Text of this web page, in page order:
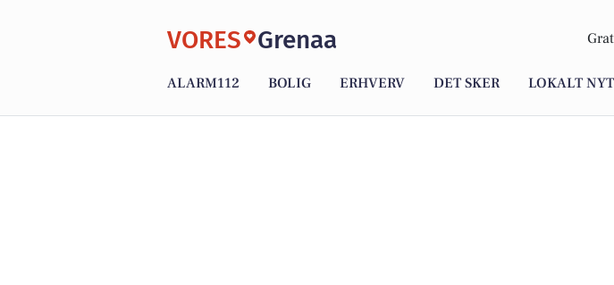
VORES Grenaa
ALARM112 BOLIG ERHVERV DET SKER LOKALT NYT